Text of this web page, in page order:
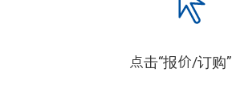
点击“报价/订购”